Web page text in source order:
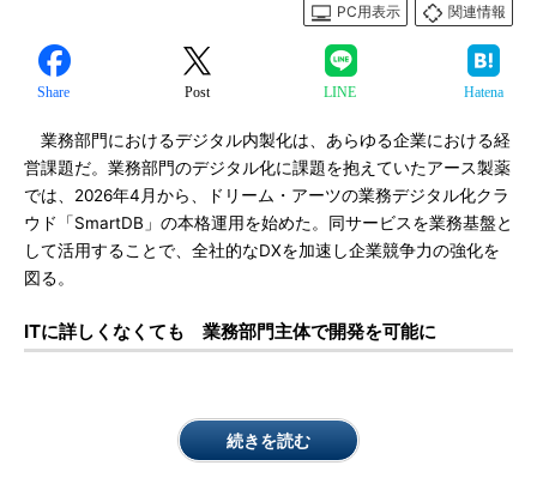
PC用表示
関連情報
Share Post LINE Hatena
業務部門におけるデジタル内製化は、あらゆる企業における経
営課題だ。業務部門のデジタル化に課題を抱えていたアース製薬
では、2026年4月から、ドリーム・アーツの業務デジタル化クラ
ウド「SmartDB」の本格運用を始めた。同サービスを業務基盤と
して活用することで、全社的なDXを加速し企業競争力の強化を
図る。
ITに詳しくなくても 業務部門主体で開発を可能に
続きを読む